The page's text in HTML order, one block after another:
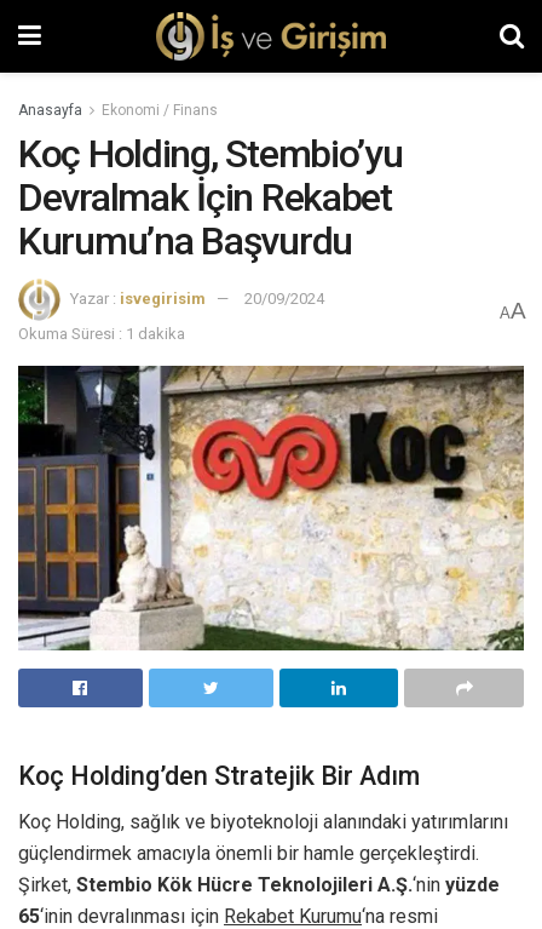
Anasayfa Ekonomi / Finans
Koç Holding, Stembio’yu
Devralmak İçin Rekabet
Kurumu’na Başvurdu
Yazar : isvegirisim
20/09/2024
Okuma Süresi : 1 dakika
AA
Koç Holding’den Stratejik Bir Adım
Koç Holding, sağlık ve biyoteknoloji alanındaki yatırımlarını
güçlendirmek amacıyla önemli bir hamle gerçekleştirdi.
Şirket, Stembio Kök Hücre Teknolojileri A.Ş.‘nin yüzde
65‘inin devralınması için Rekabet Kurumu‘na resmi